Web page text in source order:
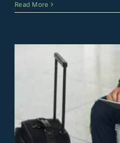
Read More